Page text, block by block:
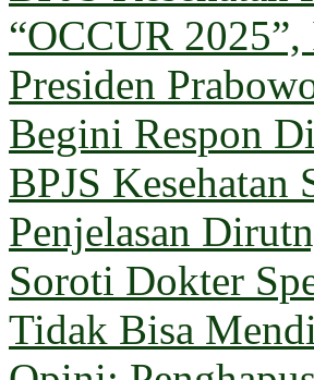
“OCCUR
Presiden
Begini Respon
BPJS
Penjelasan
Soroti Dokter
Tidak Bisa